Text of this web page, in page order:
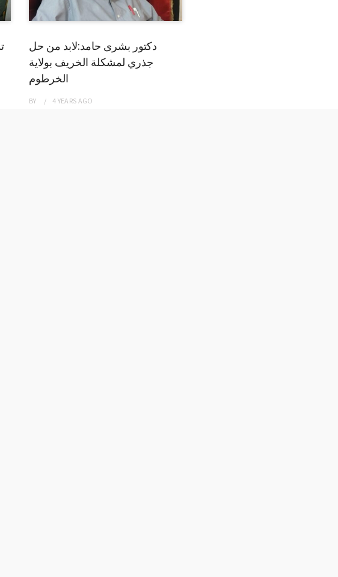
دكتور بشرى حامد:لابد من حل
جذري لمشكلة الخريف بولاية
الخرطوم
BY 4 YEARS AGO